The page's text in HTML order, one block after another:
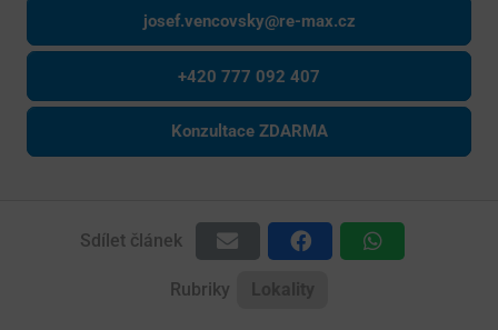
josef.vencovsky@re-max.cz
+420 777 092 407
Konzultace ZDARMA
Sdílet článek
Rubriky